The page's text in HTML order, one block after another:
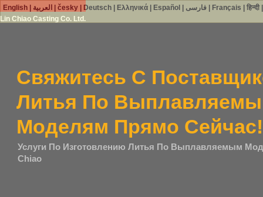
Lin Chiao Casting Co. Ltd.
Свяжитесь С
Литья По
Моделям Прямо Сейчас!
Услуги По Изготовлению Литья По Выплавляемым
Chiao
English| العربية česky| Deutsch| Ελληνικά| Español فارسی| Français हिन्दी